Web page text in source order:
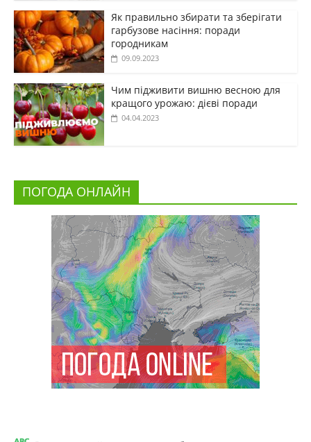
Як правильно збирати та зберігати
гарбузове насіння: поради
городникам
09.09.2023
Чим підживити вишню весною для
кращого урожаю: дієві поради
04.04.2023
ПОГОДА ОНЛАЙН